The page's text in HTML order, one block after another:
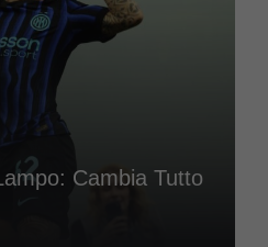
Cambia Tutto